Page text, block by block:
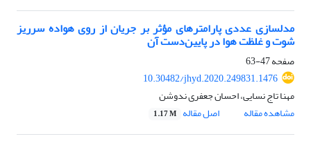
مدل‏سازی عددی پارامترهای مؤثر بر جریان از روی هواده سرریز‌
شوت و غلظت هوا در پایین‌دست آن
صفحه47-63
10.30482/jhyd.2020.249831.1476
مهنا تاج نسایی، احسان جعفری ندوشن
مشاهده مقاله
اصل مقاله 1.17 M